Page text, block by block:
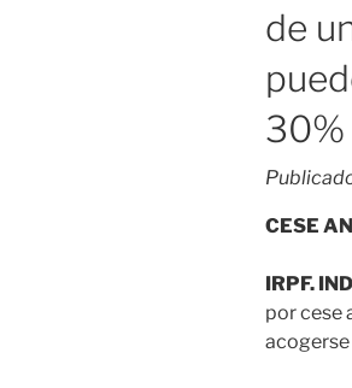
de
30%
CESE
IRPF.
por cese
acogerse